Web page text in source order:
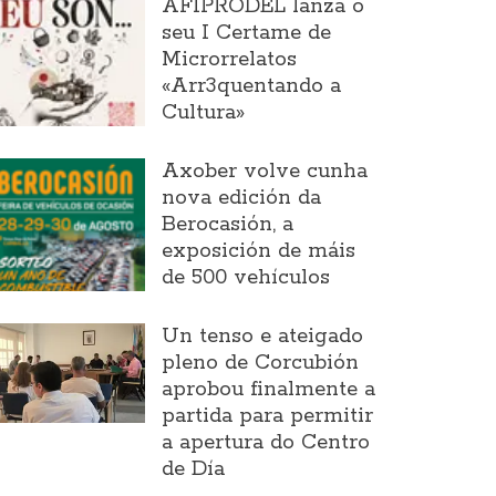
AFIPRODEL lanza o
seu I Certame de
Microrrelatos
«Arr3quentando a
Cultura»
Axober volve cunha
nova edición da
Berocasión, a
exposición de máis
de 500 vehículos
Un tenso e ateigado
pleno de Corcubión
aprobou finalmente a
partida para permitir
a apertura do Centro
de Día